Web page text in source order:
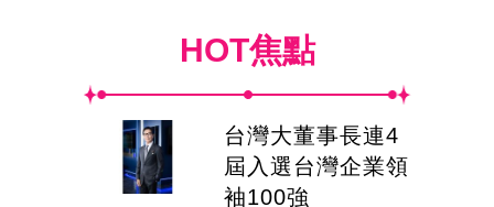
HOT焦點
台灣大董事長連4
屆入選台灣企業領
袖100強